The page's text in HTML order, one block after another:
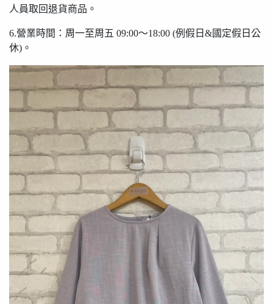
人員取回退貨商品。
6.營業時間：周一至周五 09:00〜18:00 (例假日&國定假日公
休)。